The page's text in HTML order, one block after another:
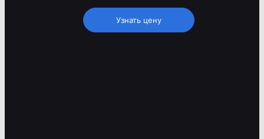
Узнать цену